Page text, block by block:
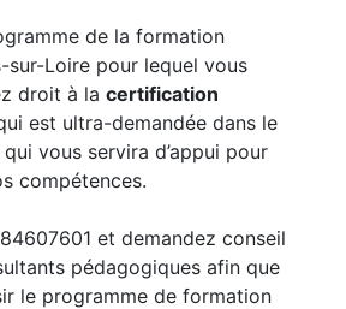
de la formation
sur-Loire pour lequel vous
droit à la certification
est ultra-demandée dans le
vous servira d’appui pour
compétences.
et demandez conseil
pédagogiques afin que
le programme de formation